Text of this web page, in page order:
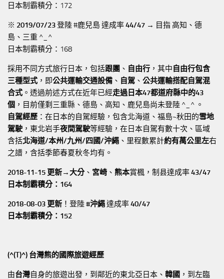
日本制霸積分：172
※ 2019/07/23登陸 #鹿兒島 達成率44/47 → 目指 高知、德
島、三重 ^_^
日本制霸積分：168
採用不同方式旅行日本，包括跟團 、 自由行 ，其中自由行包含
三種型式 ，即公共運輸交通設備 、 自駕 、 公共運輸搭配自駕混
合式 。透過前述方式在近年已經走過日本47都道府縣中的43
個 ，目前僅剩三重縣、德島、高知、鹿兒島尚未登陸 ^_^ 。
自駕經歷 ：在日本的自駕經驗，包含北海道、福島~秋田的雪地
駕駛 ，東北岩手夜間駕駛等經驗，在日本自駕有數十次、區域
含括北海道/本州/九州/四國/沖繩 、里程數累計約有萬公里左右
之譜，含括季節春夏秋冬均有。
2018-11-15 更新→ 大分、 宮崎 、 熊本賞楓，制县達成率43/47
日本制霸積分：164
2018-08-03 更新 ！登陸#沖繩達成率40/47
日本制霸積分：152
(^(T)^) 台灣熊的國際旅遊經歷
由台灣自身的旅遊出發，到鄰近的東北亞日本、 韓國 ，到左臨